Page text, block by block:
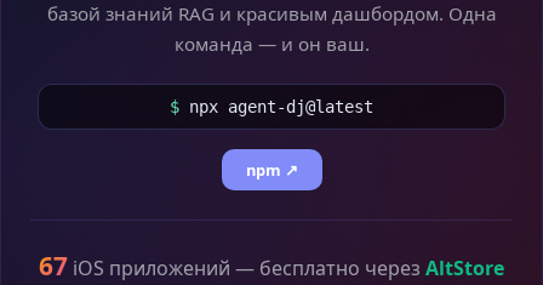
базой знаний RAG и красивым дашбордом. Одна
команда — и он ваш.
$ npx agent-dj@latest
npm ↗
67 iOS приложений — бесплатно через AltStore